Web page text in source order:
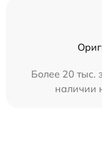
Более 20 тыс.
наличии